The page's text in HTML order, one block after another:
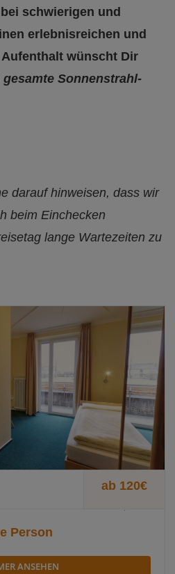
schwierigen und
erlebnisreichen und
wünscht Dir
Sonnenstrahl-
darauf hinweisen, dass wir
beim Einchecken
lange Wartezeiten zu
ab 120€
Person
ANSEHEN